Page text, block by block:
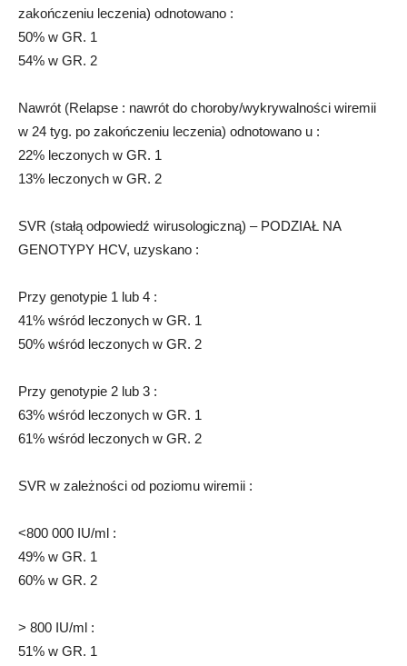
zakończeniu leczenia) odnotowano :
50% w GR. 1
54% w GR. 2
Nawrót (Relapse : nawrót do choroby/wykrywalności wiremii
w 24 tyg. po zakończeniu leczenia) odnotowano u :
22% leczonych w GR. 1
13% leczonych w GR. 2
SVR (stałą odpowiedź wirusologiczną) – PODZIAŁ NA
GENOTYPY HCV, uzyskano :
Przy genotypie 1 lub 4 :
41% wśród leczonych w GR. 1
50% wśród leczonych w GR. 2
Przy genotypie 2 lub 3 :
63% wśród leczonych w GR. 1
61% wśród leczonych w GR. 2
SVR w zależności od poziomu wiremii :
<800 000 IU/ml :
49% w GR. 1
60% w GR. 2
> 800 IU/ml :
51% w GR. 1